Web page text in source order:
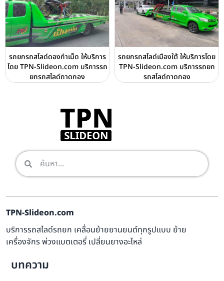
รถยกรถสไลด์ดองกำเม็ด ให้บริการ
โดย TPN-Slideon.com บริการรถ
ยกรถสไลด์ถาดกอง
รถยกรถสไลด์เมืองใต้ ให้บริการโดย
TPN-Slideon.com บริการรถยก
รถสไลด์ถาดกอง
TPN-Slideon.com
บริการรถสไลด์รถยก เคลื่อนย้ายยานยนต์ทุกรูปแบบ ย้าย
เครื่องจักร พ่วงแบตเตอรี่ เปลี่ยนยางอะไหล่
บทความ